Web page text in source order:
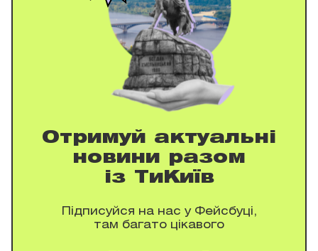
Отримуй актуальні
новини разом
із ТиКиїв
Підписуйся на нас у Фейсбуці,
там багато цікавого